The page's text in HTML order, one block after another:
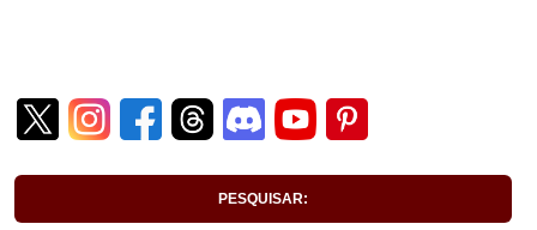
PESQUISAR: